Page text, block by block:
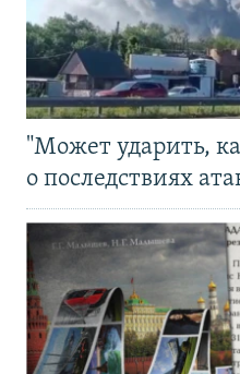
"Может ударить,
о последствиях